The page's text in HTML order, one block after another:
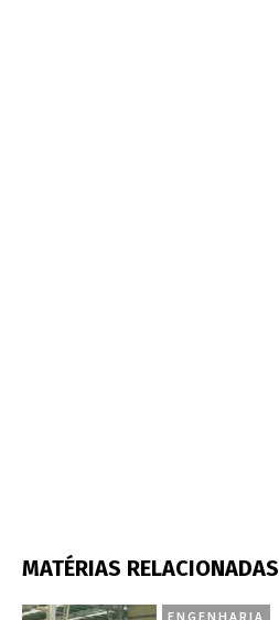
MATÉRIAS RELACIONADAS
ENGENHARIA